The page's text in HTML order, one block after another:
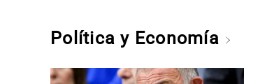
Política y Economía